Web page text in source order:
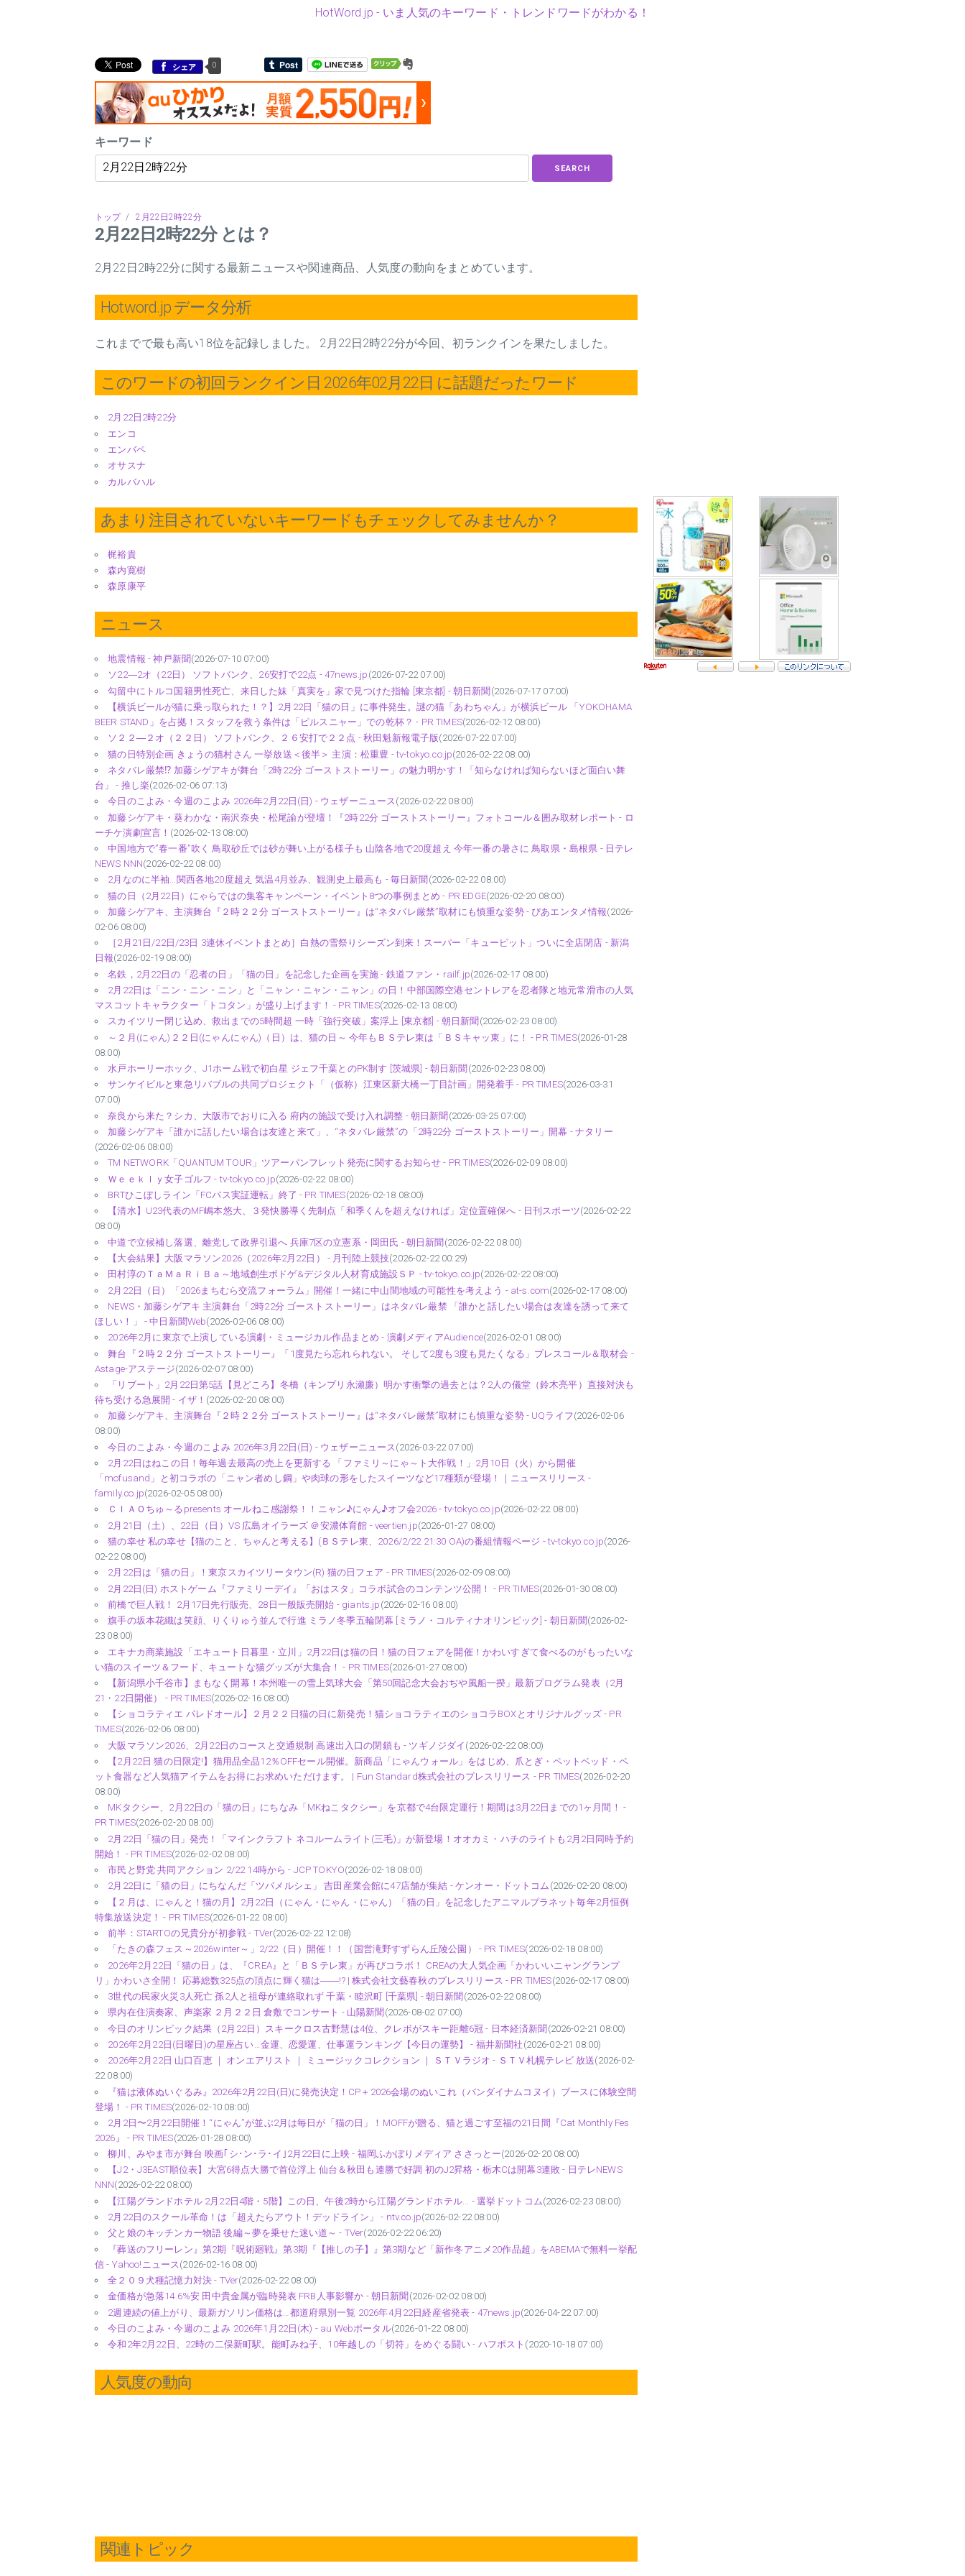
HotWord.jp - いま人気のキーワード・トレンドワードがわかる！
シェア 0
キーワード
SEARCH
トップ/2月22日2時22分
2月22日2時22分 とは？
2月22日2時22分に関する最新ニュースや関連商品、人気度の動向をまとめています。
Hotword.jp データ分析
これまでで最も高い18位を記録しました。 2月22日2時22分が今回、初ランクインを果たしました。
このワードの初回ランクイン日 2026年02月22日 に話題だったワード
2月22日2時22分
エンコ
エンバペ
オサスナ
カルバハル
あまり注目されていないキーワードもチェックしてみませんか？
梶裕貴
森内寛樹
森原康平
ニュース
地震情報 - 神戸新聞(2026-07-10 07:00)
ソ22―2オ（22日） ソフトバンク、26安打で22点 - 47news.jp (2026-07-22 07:00)
勾留中にトルコ国籍男性死亡、来日した妹「真実を」家で見つけた指輪 [東京都] - 朝日新聞 (2026-07-17 07:00)
【横浜ビールが猫に乗っ取られた！？】2月22日「猫の日」に事件発生。謎の猫「あわちゃん」が横浜ビール 「YOKOHAMA
BEER STAND」を占拠！スタッフを救う条件は「ピルスニャー」での乾杯？ - PR TIMES(2026-02-12 08:00)
ソ２２―２オ（２２日） ソフトバンク、２６安打で２２点 - 秋田魁新報電子版(2026-07-22 07:00)
猫の日特別企画 きょうの猫村さん 一挙放送＜後半＞ 主演：松重豊 - tv-tokyo.co.jp(2026-02-22 08:00)
ネタバレ厳禁⁉ 加藤シゲアキが舞台「2時22分 ゴーストストーリー」の魅力明かす！「知らなければ知らないほど面白い舞
台」 - 推し楽(2026-02-06 07:13)
今日のこよみ・今週のこよみ 2026年2月22日(日) - ウェザーニュース(2026-02-22 08:00)
加藤シゲアキ・葵わかな・南沢奈央・松尾諭が登壇！『2時22分 ゴーストストーリー』フォトコール＆囲み取材レポート - ロ
ーチケ演劇宣言！ (2026-02-13 08:00)
中国地方で”春一番”吹く 鳥取砂丘では砂が舞い上がる様子も 山陰各地で20度超え 今年一番の暑さに 鳥取県・島根県 - 日テレ
NEWS NNN(2026-02-22 08:00)
2月なのに半袖…関西各地20度超え 気温4月並み、観測史上最高も - 毎日新聞 (2026-02-22 08:00)
猫の日（2月22日）にゃらではの集客キャンペーン・イベント8つの事例まとめ - PR EDGE(2026-02-20 08:00)
加藤シゲアキ、主演舞台『２時２２分 ゴーストストーリー』は“ネタバレ厳禁”取材にも慎重な姿勢 - ぴあエンタメ情報(2026-
02-06 08:00)
［2月21日/22日/23日 3連休イベントまとめ］白熱の雪祭りシーズン到来！スーパー「キューピット」ついに全店閉店 - 新潟
日報(2026-02-19 08:00)
名鉄，2月22日の「忍者の日」「猫の日」を記念した企画を実施 - 鉄道ファン・railf.jp(2026-02-17 08:00)
2月22日は「ニン・ニン・ニン」と「ニャン・ニャン・ニャン」の日！中部国際空港セントレアを忍者隊と地元常滑市の人気
マスコットキャラクター「トコタン」が盛り上げます！ - PR TIMES(2026-02-13 08:00)
スカイツリー閉じ込め、救出までの5時間超 一時「強行突破」案浮上 [東京都] - 朝日新聞 (2026-02-23 08:00)
～２月(にゃん)２２日(にゃんにゃん)（日）は、猫の日～ 今年もＢＳテレ東は「ＢＳキャッ東」に！ - PR TIMES(2026-01-28
08:00)
水戸ホーリーホック、J1ホーム戦で初白星 ジェフ千葉とのPK制す [茨城県] - 朝日新聞 (2026-02-23 08:00)
サンケイビルと東急リバブルの共同プロジェクト「（仮称）江東区新大橋一丁目計画」開発着手 - PR TIMES(2026-03-31
07:00)
奈良から来た？シカ、大阪市でおりに入る 府内の施設で受け入れ調整 - 朝日新聞(2026-03-25 07:00)
加藤シゲアキ「誰かに話したい場合は友達と来て」、“ネタバレ厳禁”の「2時22分 ゴーストストーリー」開幕 - ナタリー
(2026-02-06 08:00)
TM NETWORK「QUANTUM TOUR」ツアーパンフレット発売に関するお知らせ - PR TIMES(2026-02-09 08:00)
Ｗｅｅｋｌｙ女子ゴルフ - tv-tokyo.co.jp(2026-02-22 08:00)
BRTひこぼしライン「FCバス実証運転」終了 - PR TIMES(2026-02-18 08:00)
【清水】U23代表のMF嶋本悠大、３発快勝導く先制点「和季くんを超えなければ」定位置確保へ - 日刊スポーツ(2026-02-22
08:00)
中道で立候補し落選、離党して政界引退へ 兵庫7区の立憲系・岡田氏 - 朝日新聞(2026-02-22 08:00)
【大会結果】大阪マラソン2026（2026年2月22日） - 月刊陸上競技(2026-02-22 00:29)
田村淳のＴａＭａＲｉＢａ～地域創生ボドゲ&デジタル人材育成施設ＳＰ - tv-tokyo.co.jp(2026-02-22 08:00)
2月22日（日）「2026まちむら交流フォーラム」開催！一緒に中山間地域の可能性を考えよう - at-s.com(2026-02-17 08:00)
NEWS・加藤シゲアキ 主演舞台「2時22分 ゴーストストーリー」はネタバレ厳禁 「誰かと話したい場合は友達を誘って来て
ほしい！」 - 中日新聞Web(2026-02-06 08:00)
2026年2月に東京で上演している演劇・ミュージカル作品まとめ - 演劇メディアAudience(2026-02-01 08:00)
舞台『２時２２分 ゴーストストーリー』「1度見たら忘れられない。 そして2度も3度も見たくなる」プレスコール＆取材会 -
Astage-アステージ(2026-02-07 08:00)
「リブート」2月22日第5話【見どころ】冬橋（キンプリ永瀬廉）明かす衝撃の過去とは？2人の儀堂（鈴木亮平）直接対決も
待ち受ける急展開 - イザ！ (2026-02-20 08:00)
加藤シゲアキ、主演舞台『２時２２分 ゴーストストーリー』は“ネタバレ厳禁”取材にも慎重な姿勢 - UQライフ(2026-02-06
08:00)
今日のこよみ・今週のこよみ 2026年3月22日(日) - ウェザーニュース (2026-03-22 07:00)
2月22日はねこの日！毎年過去最高の売上を更新する 「ファミリ～にゃ～ト大作戦！」2月10日（火）から開催
「mofusand」と初コラボの「ニャン者めし鋼」や肉球の形をしたスイーツなど17種類が登場！｜ニュースリリース -
family.co.jp(2026-02-05 08:00)
ＣＩＡＯちゅ～るpresents オールねこ感謝祭！！ニャン♪にゃん♪オフ会2026 - tv-tokyo.co.jp(2026-02-22 08:00)
2月21日（土）、22日（日）VS 広島オイラーズ ＠安濃体育館 - veertien.jp(2026-01-27 08:00)
猫の幸せ 私の幸せ【猫のこと、ちゃんと考える】(ＢＳテレ東、2026/2/22 21:30 OA)の番組情報ページ - tv-tokyo.co.jp(2026-
02-22 08:00)
2月22日は「猫の日」！東京スカイツリータウン(R) 猫の日フェア - PR TIMES(2026-02-09 08:00)
2月22日(日) ホストゲーム『ファミリーデイ』「おはスタ」コラボ試合のコンテンツ公開！ - PR TIMES(2026-01-30 08:00)
前橋で巨人戦！ 2月17日先行販売、28日一般販売開始 - giants.jp (2026-02-16 08:00)
旗手の坂本花織は笑顔、りくりゅう並んで行進 ミラノ冬季五輪閉幕 [ミラノ・コルティナオリンピック] - 朝日新聞(2026-02-
23 08:00)
エキナカ商業施設「エキュート日暮里・立川」2月22日は猫の日！猫の日フェアを開催！かわいすぎて食べるのがもったいな
い猫のスイーツ＆フード、キュートな猫グッズが大集合！ - PR TIMES(2026-01-27 08:00)
【新潟県小千谷市】まもなく開幕！本州唯一の雪上気球大会「第50回記念大会おぢや風船一揆」最新プログラム発表（2月
21・22日開催） - PR TIMES(2026-02-16 08:00)
【ショコラティエ パレドオール】２月２２日猫の日に新発売！猫ショコラティエのショコラBOXとオリジナルグッズ - PR
TIMES(2026-02-06 08:00)
大阪マラソン2026、2月22日のコースと交通規制 高速出入口の閉鎖も - ツギノジダイ (2026-02-22 08:00)
【2月22日 猫の日限定!】猫用品全品12％OFFセール開催。新商品「にゃんウォール」をはじめ、爪とぎ・ペットベッド・ペ
ット食器など人気猫アイテムをお得にお求めいただけます。 | Fun Standard株式会社のプレスリリース - PR TIMES(2026-02-20
08:00)
MKタクシー、2月22日の「猫の日」にちなみ「MKねこタクシー」を京都で4台限定運行！期間は3月22日までの1ヶ月間！ -
PR TIMES(2026-02-20 08:00)
2月22日「猫の日」発売！「マインクラフト ネコルームライト(三毛)」が新登場！オオカミ・ハチのライトも2月2日同時予約
開始！ - PR TIMES(2026-02-02 08:00)
市民と野党 共同アクション 2/22 14時から - JCP TOKYO(2026-02-18 08:00)
2月22日に「猫の日」にちなんだ「ツバメルシェ」 吉田産業会館に47店舗が集結 - ケンオー・ドットコム (2026-02-20 08:00)
【２月は、にゃんと！猫の月】2月22日（にゃん・にゃん・にゃん）「猫の日」を記念したアニマルプラネット毎年2月恒例
特集放送決定！ - PR TIMES(2026-01-22 08:00)
前半：STARTOの兄貴分が初参戦 - TVer(2026-02-22 12:08)
「たきの森フェス～2026winter～」2/22（日）開催！！（国営滝野すずらん丘陵公園） - PR TIMES(2026-02-18 08:00)
2026年2月22日「猫の日」は、『CREA』と「ＢＳテレ東」が再びコラボ！ CREAの大人気企画「かわいいニャングランプ
リ」かわいさ全開！ 応募総数325点の頂点に輝く猫は――!? | 株式会社文藝春秋のプレスリリース - PR TIMES(2026-02-17 08:00)
3世代の民家火災3人死亡 孫2人と祖母が連絡取れず 千葉・睦沢町 [千葉県] - 朝日新聞 (2026-02-22 08:00)
県内在住演奏家、声楽家 ２月２２日 倉敷でコンサート - 山陽新聞 (2026-08-02 07:00)
今日のオリンピック結果（2月22日）スキークロス古野慧は4位、クレボがスキー距離6冠 - 日本経済新聞(2026-02-21 08:00)
2026年2月22日(日曜日)の星座占い…金運、恋愛運、仕事運ランキング【今日の運勢】 - 福井新聞社 (2026-02-21 08:00)
2026年2月22日 山口百恵 ｜ オンエアリスト ｜ ミュージックコレクション ｜ ＳＴＶラジオ - ＳＴＶ札幌テレビ 放送(2026-02-
22 08:00)
『猫は液体ぬいぐるみ』2026年2月22日(日)に発売決定！CP＋2026会場のぬいこれ（バンダイナムコヌイ）ブースに体験空間
登場！ - PR TIMES(2026-02-10 08:00)
2月2日〜2月22日開催！“にゃん”が並ぶ2月は毎日が「猫の日」！MOFFが贈る、猫と過ごす至福の21日間『Cat Monthly Fes
2026』 - PR TIMES(2026-01-28 08:00)
柳川、みやま市が舞台 映画｢シ･ン･ラ･イ｣2月22日に上映 - 福岡ふかぼりメディア ささっとー(2026-02-20 08:00)
【J2・J3EAST順位表】大宮6得点大勝で首位浮上 仙台＆秋田も連勝で好調 初のJ2昇格・栃木Cは開幕3連敗 - 日テレNEWS
NNN(2026-02-22 08:00)
【江陽グランドホテル 2月22日4階・5階】この日、午後2時から江陽グランドホテル... - 選挙ドットコム(2026-02-23 08:00)
2月22日のスクール革命！は「超えたらアウト！デッドライン」 - ntv.co.jp(2026-02-22 08:00)
父と娘のキッチンカー物語 後編～夢を乗せた迷い道～ - TVer(2026-02-22 06:20)
『葬送のフリーレン』第2期『呪術廻戦』第3期『【推しの子】』第3期など「新作冬アニメ20作品超」をABEMAで無料一挙配
信 - Yahoo!ニュース (2026-02-16 08:00)
全２０９犬種記憶力対決 - TVer(2026-02-22 08:00)
金価格が急落14.6%安 田中貴金属が臨時発表 FRB人事影響か - 朝日新聞 (2026-02-02 08:00)
2週連続の値上がり、最新ガソリン価格は…都道府県別一覧 2026年4月22日経産省発表 - 47news.jp(2026-04-22 07:00)
今日のこよみ・今週のこよみ 2026年1月22日(木) - au Webポータル(2026-01-22 08:00)
令和2年2月22日、22時の二俣新町駅。能町みね子、10年越しの「切符」をめぐる闘い - ハフポスト (2020-10-18 07:00)
人気度の動向
関連トピック